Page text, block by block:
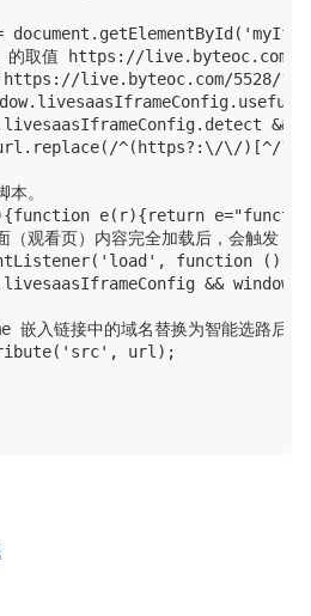
取值 https://live.byteoc.com/
live.byteoc.com/5528/
&&
^(https?:\/\/)[^/
。
e(r){return
观看页）内容完全加载后，会触发
function () {
&&
嵌入链接中的域名替换为智能选路
url);